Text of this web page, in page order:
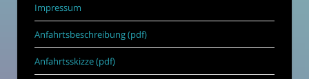
Impressum
Anfahrtsbeschreibung (pdf)
Anfahrtsskizze (pdf)